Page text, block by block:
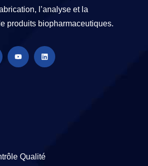
l’analyse et la
produits biopharmaceutiques.
Qualité